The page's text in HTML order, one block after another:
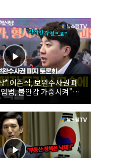
이준석, 보완수사권 폐
법, 불안감 가중시켜"｜
완수사권 폐지 토론회